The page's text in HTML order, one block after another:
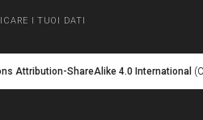
I TUOI DATI
Attribution-ShareAlike 4.0 International